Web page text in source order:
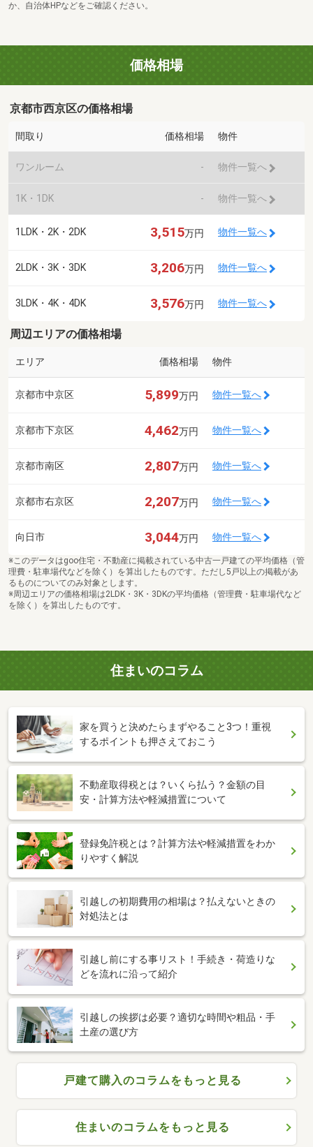
か、自治体HPなどをご確認ください。
価格相場
京都市西京区の価格相場
間取り 価格相場 物件
ワンルーム - 物件一覧へ
1K・1DK - 物件一覧へ
1LDK・2K・2DK 3,515万円 物件一覧へ
2LDK・3K・3DK 3,206万円 物件一覧へ
3LDK・4K・4DK 3,576万円 物件一覧へ
周辺エリアの価格相場
エリア 価格相場 物件
京都市中京区 5,899万円 物件一覧へ
京都市下京区 4,462万円 物件一覧へ
京都市南区 2,807万円 物件一覧へ
京都市右京区 2,207万円 物件一覧へ
向日市 3,044万円 物件一覧へ
※このデータはgoo住宅・不動産に掲載されている中古一戸建ての平均価格（管
理費・駐車場代などを除く）を算出したものです。ただし5戸以上の掲載があ
るものについてのみ対象とします。
※周辺エリアの価格相場は2LDK・3K・3DKの平均価格（管理費・駐車場代など
を除く）を算出したものです。
住まいのコラム
家を買うと決めたらまずやること3つ！重視
するポイントも押さえておこう
不動産取得税とは？いくら払う？金額の目
安・計算方法や軽減措置について
登録免許税とは？計算方法や軽減措置をわか
りやすく解説
引越しの初期費用の相場は？払えないときの
対処法とは
引越し前にする事リスト！手続き・荷造りな
どを流れに沿って紹介
引越しの挨拶は必要？適切な時間や粗品・手
土産の選び方
戸建て購入のコラムをもっと見る
住まいのコラムをもっと見る